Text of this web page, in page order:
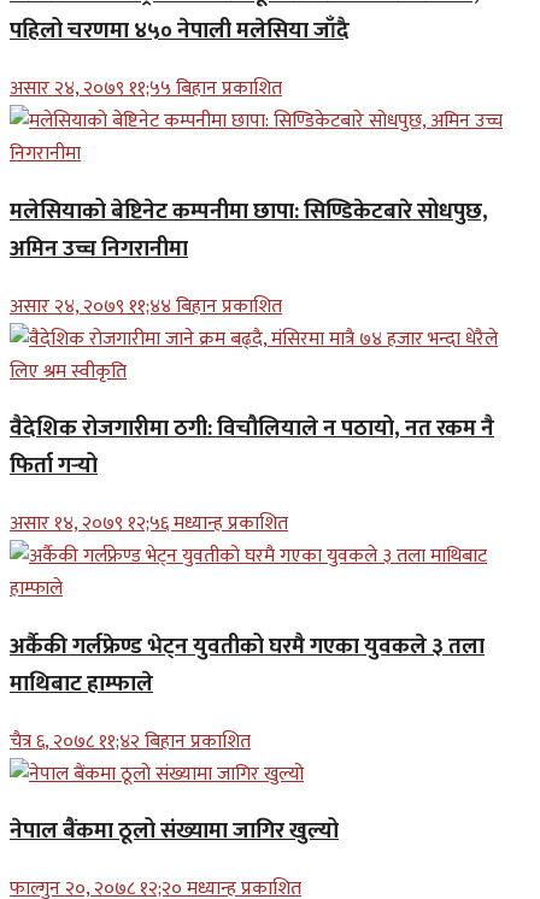
पहिलो चरणमा ४५० नेपाली मलेसिया जाँदै
असार २४, २०७९ ११;५५ बिहान प्रकाशित
मलेसियाको बेष्टिनेट कम्पनीमा छापा: सिण्डिकेटबारे सोधपुछ,
अमिन उच्च निगरानीमा
असार २४, २०७९ ११;४४ बिहान प्रकाशित
वैदेशिक रोजगारीमा ठगी: विचौलियाले न पठायो, नत रकम नै
फिर्ता गर्‍यो
असार १४, २०७९ १२;५६ मध्यान्ह प्रकाशित
अर्कैकी गर्लफ्रेण्ड भेट्न युवतीको घरमै गएका युवकले ३ तला
माथिबाट हाम्फाले
चैत्र ६, २०७८ ११;४२ बिहान प्रकाशित
नेपाल बैंकमा ठूलो संख्यामा जागिर खुल्यो
फाल्गुन २०, २०७८ १२;२० मध्यान्ह प्रकाशित